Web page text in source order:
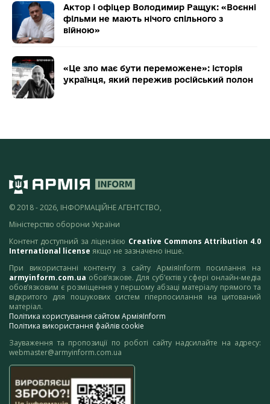
Актор і офіцер Володимир Ращук: «Воєнні
фільми не мають нічого спільного з
війною»
«Це зло має бути переможене»: історія
українця, який пережив російський полон
© 2018 - 2026, ІНФОРМАЦІЙНЕ АГЕНТСТВО,
Міністерство оборони України
Контент доступний за ліцензією Creative Commons Attribution 4.0
International license якщо не зазначено інше.
При використанні контенту з сайту АрміяInform посилання на
armyinform.com.ua обов’язкове. Для суб’єктів у сфері онлайн-медіа
обов’язковим є розміщення у першому абзаці матеріалу прямого та
відкритого для пошукових систем гіперпосилання на цитований
матеріал.
Політика користування сайтом АрміяInform
Політика використання файлів cookie
Зауваження та пропозиції по роботі сайту надсилайте на адресу:
webmaster@armyinform.com.ua